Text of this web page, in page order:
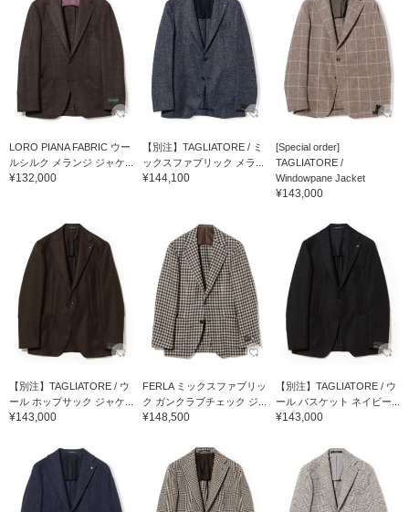
LORO PIANA FABRIC ウー
ルシルク メランジ ジャケ...
¥132,000
【別注】TAGLIATORE / ミ
ックスファブリック メラ...
¥144,100
[Special order]
TAGLIATORE /
Windowpane Jacket
¥143,000
【別注】TAGLIATORE / ウ
ール ホップサック ジャケ...
¥143,000
FERLA ミックスファブリッ
ク ガンクラブチェック ジ...
¥148,500
【別注】TAGLIATORE / ウ
ール バスケット ネイビー...
¥143,000